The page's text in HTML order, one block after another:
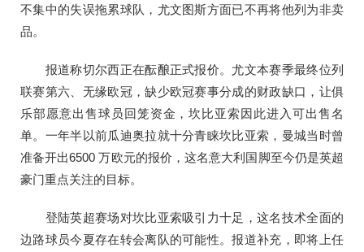
不集中的失误拖累球队，尤文图斯方面已不再将他列为非卖
品。
报道称切尔西正在酝酿正式报价。尤文本赛季最终位列
联赛第六、无缘欧冠，缺少欧冠赛事分成的财政缺口，让俱
乐部愿意出售球员回笼资金，坎比亚索因此进入可出售名
单。一年半以前瓜迪奥拉就十分青睐坎比亚索，曼城当时曾
准备开出6500 万欧元的报价，这名意大利国脚至今仍是英超
豪门重点关注的目标。
登陆英超赛场对坎比亚索吸引力十足，这名技术全面的
边路球员今夏存在转会离队的可能性。报道补充，即将上任